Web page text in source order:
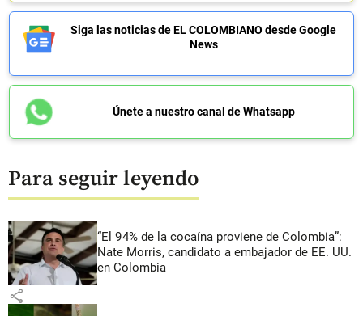
Siga las noticias de EL COLOMBIANO desde Google
News
Únete a nuestro canal de Whatsapp
Para seguir leyendo
“El 94% de la cocaína proviene de Colombia”:
Nate Morris, candidato a embajador de EE. UU.
en Colombia
share